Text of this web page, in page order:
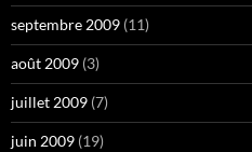
septembre 2009 (11)
août 2009 (3)
juillet 2009 (7)
juin 2009 (19)